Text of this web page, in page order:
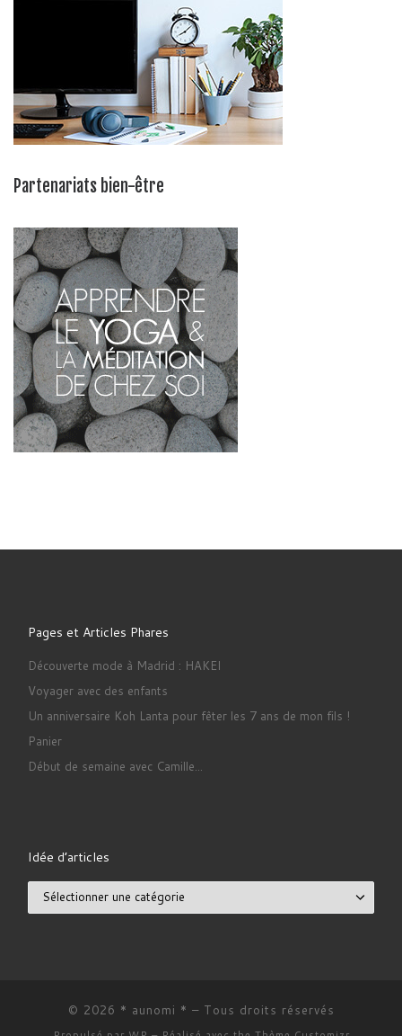
Partenariats bien-être
Pages et Articles Phares
Découverte mode à Madrid : HAKEI
Voyager avec des enfants
Un anniversaire Koh Lanta pour fêter les 7 ans de mon fils !
Panier
Début de semaine avec Camille...
Idée d’articles
© 2026 * aunomi * – Tous droits réservés